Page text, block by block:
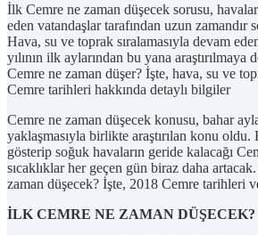
İlk Cemre ne zaman düşecek sorusu,
eden vatandaşlar tarafından uzun zamandır
Hava, su ve toprak sıralamasıyla devam
yılının ilk aylarından bu yana
Cemre ne zaman düşer? İşte, hava, su ve
Cemre tarihleri hakkında detaylı bilgiler
Cemre ne zaman düşecek konusu, bahar
yaklaşmasıyla birlikte araştırılan konu oldu.
gösterip soğuk havaların geride kalacağı
sıcaklıklar her geçen gün biraz daha
zaman düşecek? İşte, 2018 Cemre tarihleri
İLK CEMRE NE ZAMAN DÜŞECEK?